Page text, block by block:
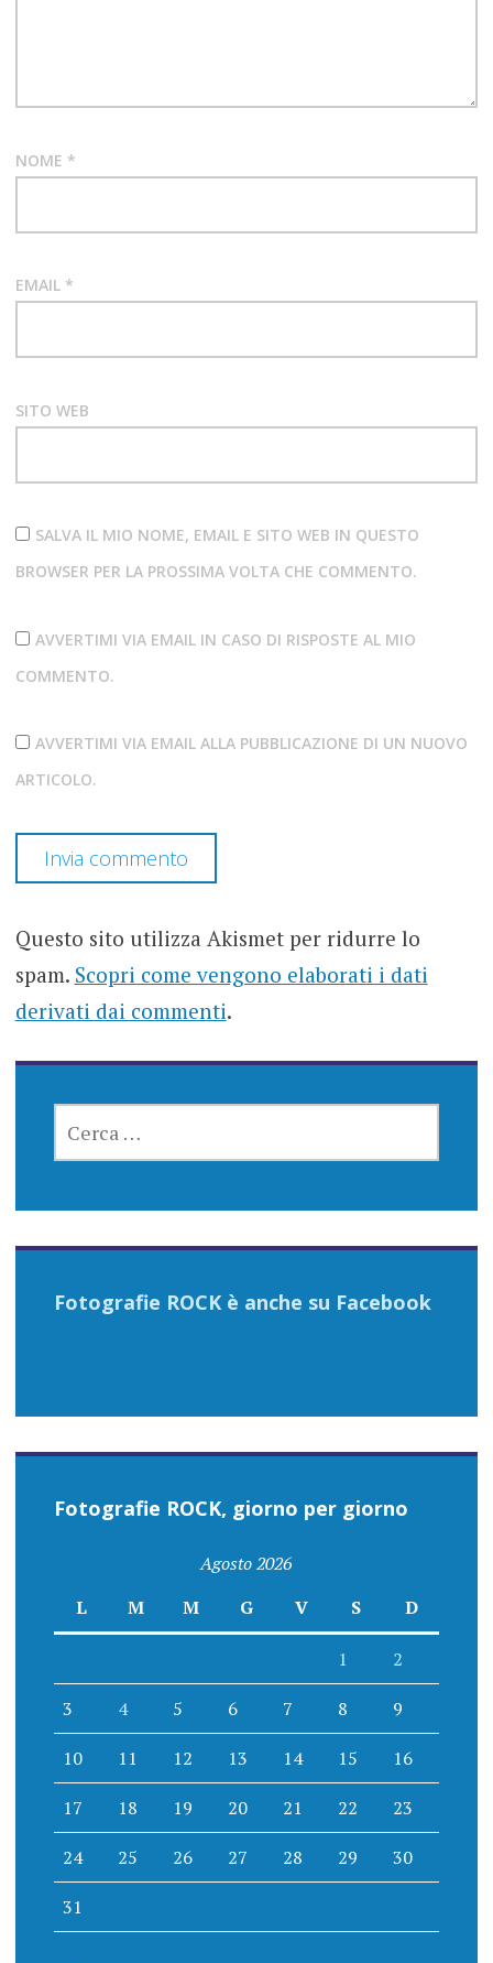
NOME *
EMAIL *
SITO WEB
SALVA IL MIO NOME, EMAIL E SITO WEB IN QUESTO
BROWSER PER LA PROSSIMA VOLTA CHE COMMENTO.
AVVERTIMI VIA EMAIL IN CASO DI RISPOSTE AL MIO
COMMENTO.
AVVERTIMI VIA EMAIL ALLA PUBBLICAZIONE DI UN NUOVO
ARTICOLO.
Questo sito utilizza Akismet per ridurre lo
spam. Scopri come vengono elaborati i dati
derivati dai commenti.
PER:
Fotografie ROCK è anche su Facebook
Fotografie ROCK, giorno per giorno
Agosto 2026
L
M M G V S D
1 2
3 4 5 6 7 8 9
10 11 12 13 14 15 16
17 18 19 20 21 22 23
24 25 26 27 28 29 30
31